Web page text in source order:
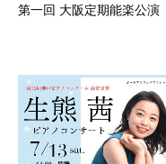
第一回 大阪定期能楽公演